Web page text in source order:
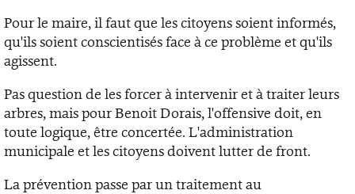
Pour le maire, il faut que les citoyens soient informés,
qu'ils soient conscientisés face à ce problème et qu'ils
agissent.
Pas question de les forcer à intervenir et à traiter leurs
arbres, mais pour Benoit Dorais, l'offensive doit, en
toute logique, être concertée. L'administration
municipale et les citoyens doivent lutter de front.
La prévention passe par un traitement au